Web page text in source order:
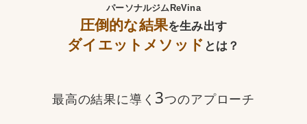
パーソナルジムReVina
圧倒的な結果を生み出す
ダイエットメソッド とは？
最高の結果に導く 3つのアプローチ